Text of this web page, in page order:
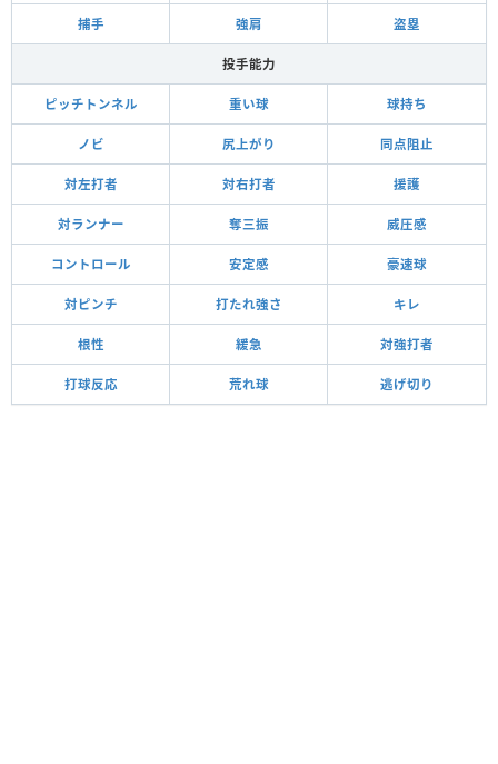
捕手 強肩 盗塁
投手能力
ピッチトンネル 重い球 球持ち
ノビ 尻上がり 同点阻止
対左打者 対右打者 援護
対ランナー 奪三振 威圧感
コントロール 安定感 豪速球
対ピンチ 打たれ強さ キレ
根性 緩急 対強打者
打球反応 荒れ球 逃げ切り